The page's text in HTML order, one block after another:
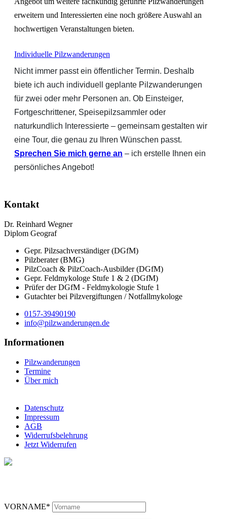
erweitern und Interessierten eine noch größere Auswahl an
hochwertigen Veranstaltungen bieten.
Individuelle Pilzwanderungen
Nicht immer passt ein öffentlicher Termin. Deshalb
biete ich auch individuell geplante Pilzwanderungen
für zwei oder mehr Personen an. Ob Einsteiger,
Fortgeschrittener, Speisepilzsammler oder
naturkundlich Interessierte – gemeinsam gestalten wir
eine Tour, die genau zu Ihren Wünschen passt.
Sprechen Sie mich gerne an – ich erstelle Ihnen ein
persönliches Angebot!
Kontakt
Dr. Reinhard Wegner
Diplom Geograf
Gepr. Pilzsachverständiger (DGfM)
Pilzberater (BMG)
PilzCoach & PilzCoach-Ausbilder (DGfM)
Gepr. Feldmykologe Stufe 1 & 2 (DGfM)
Prüfer der DGfM - Feldmykologie Stufe 1
Gutachter bei Pilzvergiftungen / Notfallmykologe
0157-39490190
info@pilzwanderungen.de
Informationen
Pilzwanderungen
Termine
Über mich
Datenschutz
Impressum
AGB
Widerrufsbelehrung
Jetzt Widerrufen
VORNAME*